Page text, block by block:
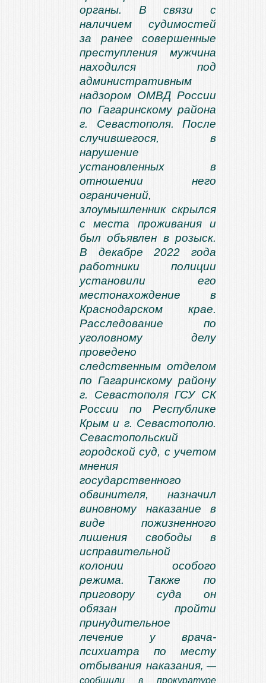
органы. В связи с
наличием судимостей
за ранее совершенные
преступления мужчина
находился под
административным
надзором ОМВД России
по Гагаринскому района
г. Севастополя. После
случившегося, в
нарушение
установленных в
отношении него
ограничений,
злоумышленник скрылся
с места проживания и
был объявлен в розыск.
В декабре 2022 года
работники полиции
установили его
местонахождение в
Краснодарском крае.
Расследование по
уголовному делу
проведено
следственным отделом
по Гагаринскому району
г. Севастополя ГСУ СК
России по Республике
Крым и г. Севастополю.
Севастопольский
городской суд, с учетом
мнения
государственного
обвинителя, назначил
виновному наказание в
виде пожизненного
лишения свободы в
исправительной
колонии особого
режима. Также по
приговору суда он
обязан пройти
принудительное
лечение у врача-
психиатра по месту
отбывания наказания, —
сообщили в прокуратуре